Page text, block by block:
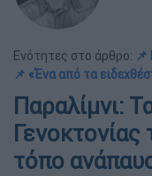
Ενότητες στο άρθρο:
📌 «Ένα από τα
Παραλίμνι:
τόπο